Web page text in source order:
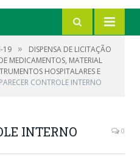
19 »
DISPENSA DE LICITAÇÃO
MEDICAMENTOS, MATERIAL
HOSPITALARES E
PARECER CONTROLE INTERNO
INTERNO 0